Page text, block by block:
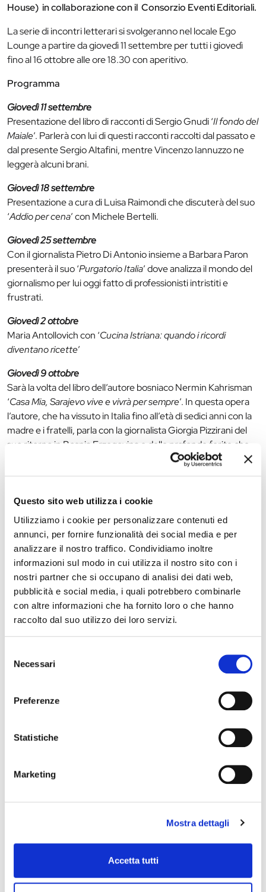
Questo sito web utilizza i cookie
Utilizziamo i cookie per personalizzare contenuti ed
annunci, per fornire funzionalità dei social media e per
analizzare il nostro traffico. Condividiamo inoltre
informazioni sul modo in cui utilizza il nostro sito con i
nostri partner che si occupano di analisi dei dati web,
pubblicità e social media, i quali potrebbero combinarle
con altre informazioni che ha fornito loro o che hanno
raccolto dal suo utilizzo dei loro servizi.
delNecessari
Preferenze
Statistiche
Marketing
Mostra dettagli
Accetta tutti
House) in collaborazione con il Consorzio Eventi Editoriali.
La serie di incontri letterari si svolgeranno nel locale Ego
Lounge a partire da giovedì 11 settembre per tutti i giovedì
fino al 16 ottobre alle ore 18.30 con aperitivo.
Programma
Giovedì 11 settembre
Presentazione del libro di racconti di Sergio Gnudi ‘Il fondo del
Maiale’. Parlerà con lui di questi racconti raccolti dal passato e
dal presente Sergio Altafini, mentre Vincenzo Iannuzzo ne
leggerà alcuni brani.
Giovedì 18 settembre
Presentazione a cura di Luisa Raimondi che discuterà del suo
‘Addio per cena’ con Michele Bertelli.
Giovedì 25 settembre
Con il giornalista Pietro Di Antonio insieme a Barbara Paron
presenterà il suo ‘Purgatorio Italia’ dove analizza il mondo del
giornalismo per lui oggi fatto di professionisti intristiti e
frustrati.
Giovedì 2 ottobre
Maria Antollovich con ‘Cucina Istriana: quando i ricordi
diventano ricette’
Giovedì 9 ottobre
Sarà la volta del libro dell’autore bosniaco Nermin Kahrisman
‘Casa Mia, Sarajevo vive e vivrà per sempre’. In questa opera
l’autore, che ha vissuto in Italia fino all’età di sedici anni con la
madre e i fratelli, parla con la giornalista Giorgia Pizzirani del
suo ritorno in Bosnia Erzegovina e delle profonde ferite che
Opera tradotta da Giorgia Pizzirani di Gerard Palant ‘
The editorial team is not responsible for any inaccuracies or
changes in the program of events reported. In case of
cancellation, variation, modification of the information of an
event you can write toinfotur@comune.fe.it.